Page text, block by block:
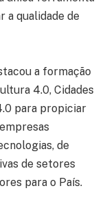
a qualidade de
a formação
4.0, Cidades
para propiciar
de
de setores
para o País.